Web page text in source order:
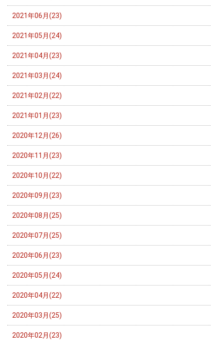
2021年06月(23)
2021年05月(24)
2021年04月(23)
2021年03月(24)
2021年02月(22)
2021年01月(23)
2020年12月(26)
2020年11月(23)
2020年10月(22)
2020年09月(23)
2020年08月(25)
2020年07月(25)
2020年06月(23)
2020年05月(24)
2020年04月(22)
2020年03月(25)
2020年02月(23)